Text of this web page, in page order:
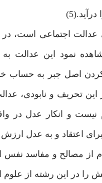
عدالت اجتماعى است،
نمود اين عدالت
اصل جبر به حساب خدا
تحريف و نابودى،
و انكار عدل در
اعتقاد و به عدل ارزش
از مصالح و مفاسد
را در اين رشته از